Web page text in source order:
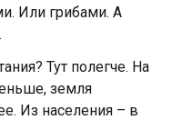
Или грибами. А
Тут полегче. На
земля
Из населения – в